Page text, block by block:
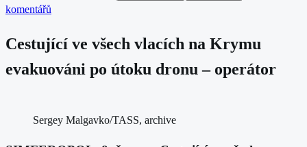
komentářů
Cestující ve všech vlacích na Krymu
evakuováni po útoku dronu – operátor
Sergey Malgavko/TASS, archive